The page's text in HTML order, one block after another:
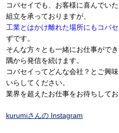
コバセイでも、お客様に喜んでい
組立を承っておりますが、
工業とはかけ離れた場所にもコバ
ずです。
そんな方々とも一緒にお仕事がで
隅から発信を続けます。
コバセイってどんな会社？とご興
いらしてください。
業界を超えたお仕事をお待ちしてお
kurumiさんの Instagram